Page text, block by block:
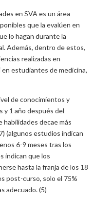
en SVA es un área
que la evalúen en
lo hagan durante la
Además, dentro de estos,
realizadas en
estudiantes de medicina,
de conocimientos y
y 1 año después del
decae más
(algunos estudios indican
6-9 meses tras los
indican que los
hasta la franja de los 18
post-curso, solo el 75%
adecuado. (5)